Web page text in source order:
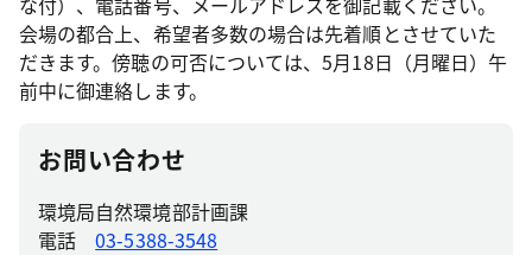
会場の都合上、希望者多数の場合は先着順とさせていた
だきます。傍聴の可否については、5月18日（月曜日）午
前中に御連絡します。
お問い合わせ
環境局自然環境部計画課
電話03-5388-3548